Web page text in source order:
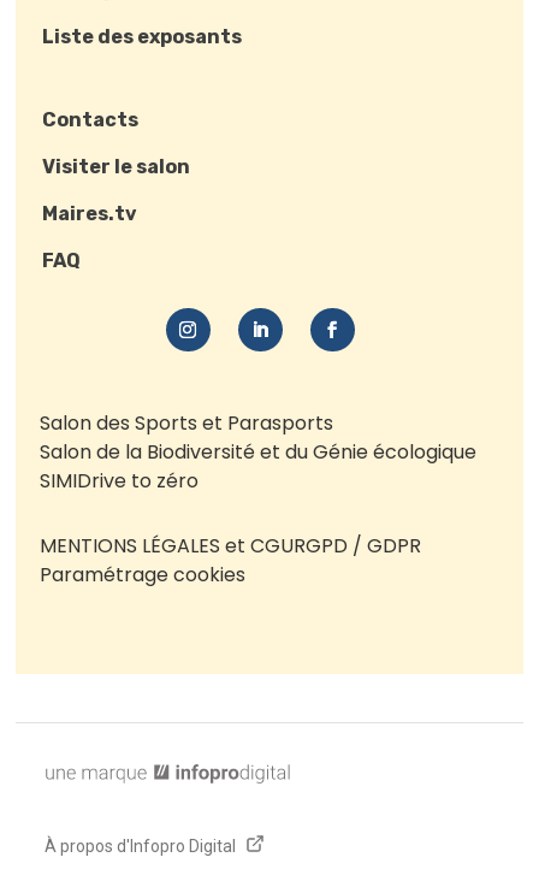
Liste des exposants
Contacts
Visiter le salon
Maires.tv
FAQ
Salon des Sports et Parasports
Salon de la Biodiversité et du Génie écologique
SIMIDrive to zéro
MENTIONS LÉGALES et CGURGPD / GDPR
Paramétrage cookies